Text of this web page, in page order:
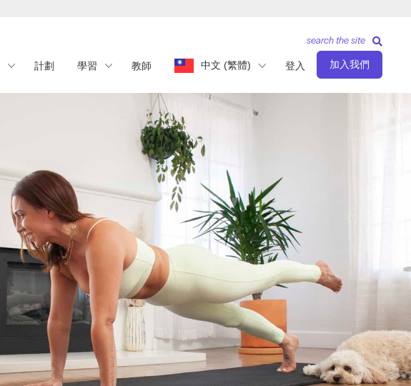
計劃 學習 教師 中文 (繁體) 登入 加入我們
search the site